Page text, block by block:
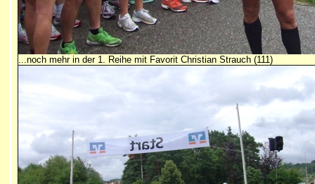
...noch mehr in der 1. Reihe mit Favorit Christian Strauch (111)